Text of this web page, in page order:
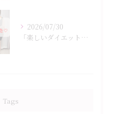
2026/07/30
「楽しいダイエットでした♡」
Tags